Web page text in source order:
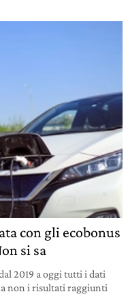
con gli ecobonus
si sa
2019 a oggi tutti i dati
non i risultati raggiunti